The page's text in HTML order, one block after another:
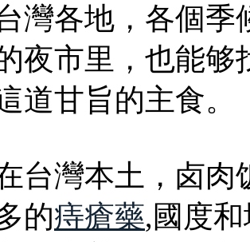
灣各地，各個季
夜市里，也能够
道甘旨的主食。
台灣本土，卤肉
的痔瘡藥,國度